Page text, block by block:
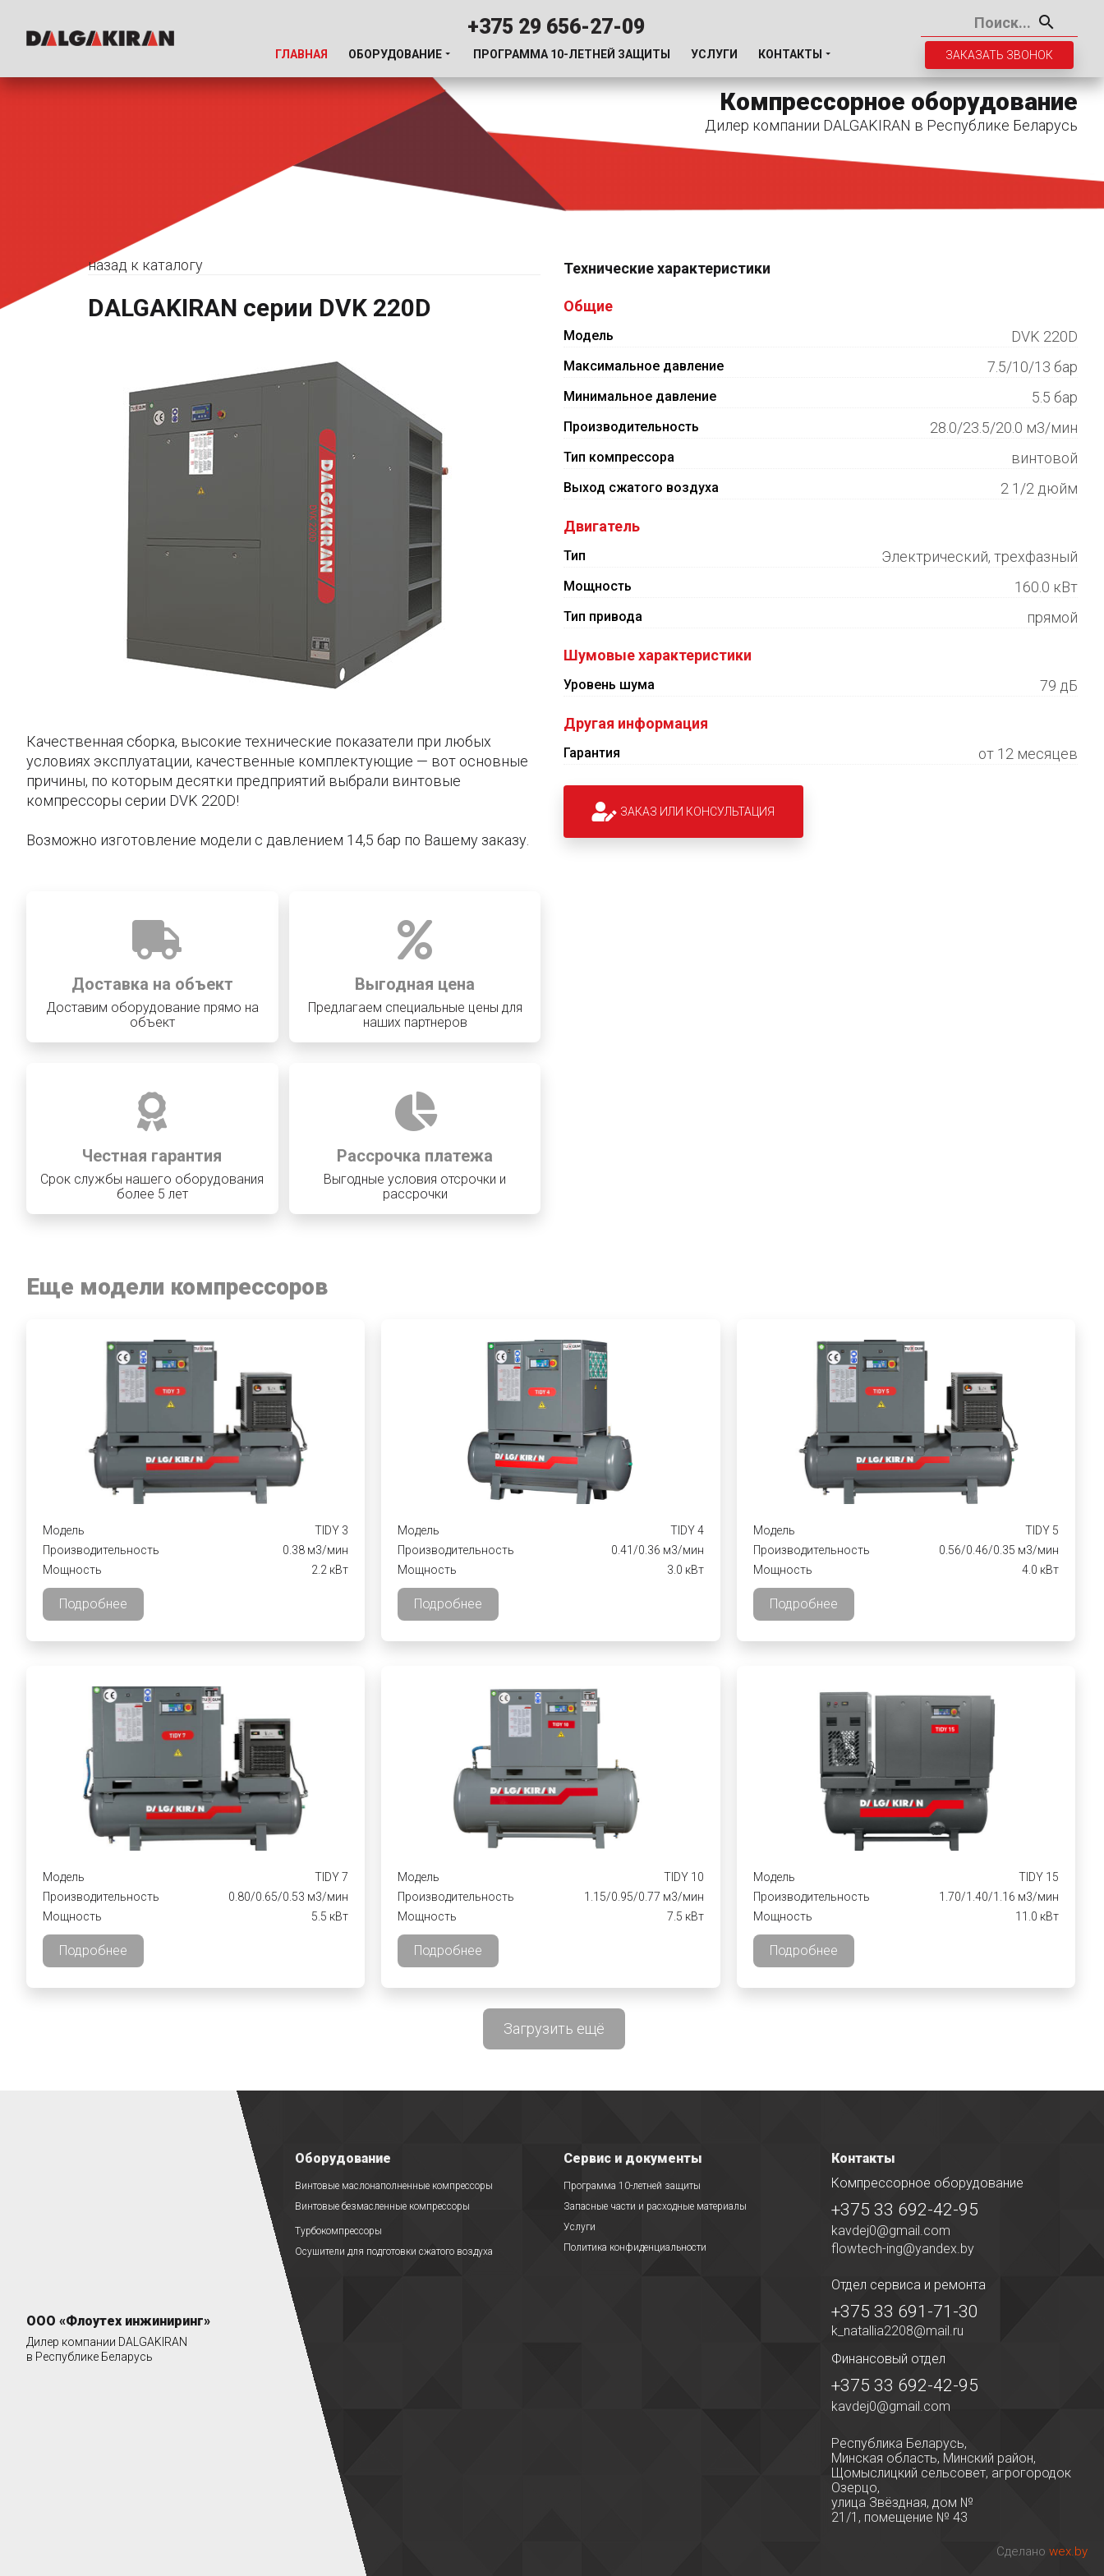
+375 29 656-27-09
ГЛАВНАЯ ОБОРУДОВАНИЕ ПРОГРАММА 10-ЛЕТНЕЙ ЗАЩИТЫ УСЛУГИ КОНТАКТЫ ЗАКАЗАТЬ ЗВОНОК
Компрессорное оборудование
Дилер компании DALGAKIRAN в Республике Беларусь
назад к каталогу
DALGAKIRAN серии DVK 220D
Качественная сборка, высокие технические показатели при любых
условиях эксплуатации, качественные комплектующие — вот основные
причины, по которым десятки предприятий выбрали винтовые
компрессоры серии DVK 220D!
Возможно изготовление модели с давлением 14,5 бар по Вашему заказу.
Доставка на объект
Доставим оборудование прямо на
объект
Выгодная цена
Предлагаем специальные цены для
наших партнеров
Честная гарантия
Срок службы нашего оборудования
более 5 лет
Рассрочка платежа
Выгодные условия отсрочки и
рассрочки
Технические характеристики
Общие
Модель DVK 220D
Максимальное давление 7.5/10/13 бар
Минимальное давление 5.5 бар
Производительность 28.0/23.5/20.0 м3/мин
Тип компрессора винтовой
Выход сжатого воздуха 2 1/2 дюйм
Двигатель
Тип Электрический, трехфазный
Мощность 160.0 кВт
Тип привода прямой
Шумовые характеристики
Уровень шума 79 дБ
Другая информация
Гарантия от 12 месяцев
ЗАКАЗ ИЛИ КОНСУЛЬТАЦИЯ
Еще модели компрессоров
Модель
TIDY 3
Производительность
0.38 м3/мин
Мощность
2.2 кВт
Подробнее
Модель
TIDY 4
Производительность
0.41/0.36 м3/мин
Мощность
3.0 кВт
Подробнее
Модель
TIDY 5
Производительность
0.56/0.46/0.35 м3/мин
Мощность
4.0 кВт
Подробнее
Модель
TIDY 7
Производительность
0.80/0.65/0.53 м3/мин
Мощность
5.5 кВт
Подробнее
Модель
TIDY 10
Производительность
1.15/0.95/0.77 м3/мин
Мощность
7.5 кВт
Подробнее
Модель
TIDY 15
Производительность
1.70/1.40/1.16 м3/мин
Мощность
11.0 кВт
Подробнее
Загрузить ещё
ООО «Флоутех инжиниринг»
Дилер компании DALGAKIRAN
в Республике Беларусь
Оборудование
Винтовые маслонаполненные компрессоры
Винтовые безмасленные компрессоры
Турбокомпрессоры
Осушители для подготовки сжатого воздуха
Сервис и документы
Программа 10-летней защиты
Запасные части и расходные материалы
Услуги
Политика конфиденциальности
Контакты
Компрессорное оборудование
+375 33 692-42-95
kavdej0@gmail.com
flowtech-ing@yandex.by
Отдел сервиса и ремонта
+375 33 691-71-30
k_natallia2208@mail.ru
Финансовый отдел
+375 33 692-42-95
kavdej0@gmail.com
Республика Беларусь,
Минская область, Минский район,
Щомыслицкий сельсовет, агрогородок
Озерцо,
улица Звёздная, дом №
21/1, помещение № 43
Сделано wex.by